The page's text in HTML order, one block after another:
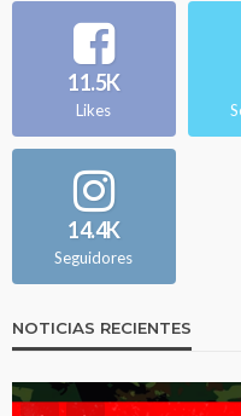
11.5K
Likes
14.4K
Seguidores
NOTICIAS RECIENTES